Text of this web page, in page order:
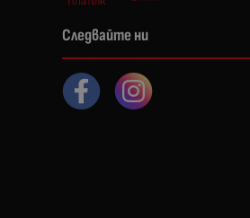
Следвайте ни